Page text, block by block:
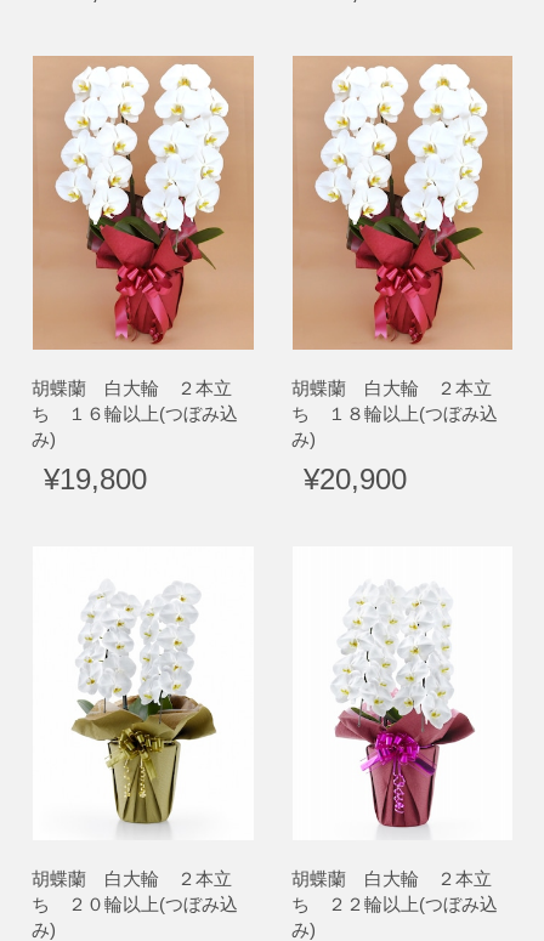
胡蝶蘭 白大輪 ２本立
ち １６輪以上(つぼみ込
み)
¥19,800
胡蝶蘭 白大輪 ２本立
ち １８輪以上(つぼみ込
み)
¥20,900
胡蝶蘭 白大輪 ２本立
ち ２０輪以上(つぼみ込
み)
胡蝶蘭 白大輪 ２本立
ち ２２輪以上(つぼみ込
み)